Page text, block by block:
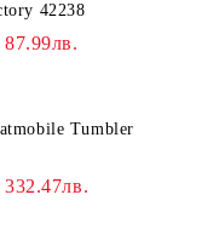
42238
87.99лв.
Tumbler
332.47лв.